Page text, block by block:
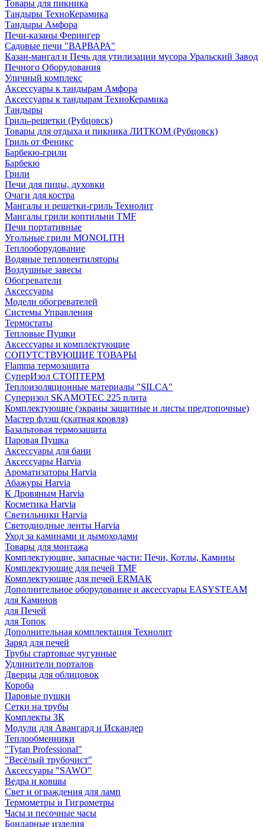
Товары для пикника
Тандыры ТехноКерамика
Тандыры Амфора
Печи-казаны Ферингер
Садовые печи "ВАРВАРА"
Казан-мангал и Печь для утилизации мусора Уральский Завод
Печного Оборудования
Уличный комплекс
Аксессуары к тандырам Амфора
Аксессуары к тандырам ТехноКерамика
Тандыры
Гриль-решетки (Рубцовск)
Товары для отдыха и пикника ЛИТКОМ (Рубцовск)
Гриль от Феникс
Барбекю-грили
Барбекю
Грили
Печи для пицы, духовки
Очаги для костра
Мангалы и решетки-гриль Технолит
Мангалы грили коптильни TMF
Печи портативные
Угольные грили MONOLITH
Теплооборудование
Водяные тепловентиляторы
Воздушные завесы
Обогреватели
Аксессуары
Модели обогревателей
Системы Управления
Термостаты
Тепловые Пушки
Аксессуары и комплектующие
СОПУТСТВУЮЩИЕ ТОВАРЫ
Flamma термозащита
СуперИзол СТОПТЕРМ
Теплоизоляционные материалы "SILCA"
Суперизол SKAMOTEC 225 плита
Комплектующие (экраны защитные и листы предтопочные)
Мастер флэш (скатная кровля)
Базальтовая термозащита
Паровая Пушка
Аксессуары для бани
Аксессуары Harvia
Ароматизаторы Harvia
Абажуры Harvia
К Дровяным Harvia
Косметика Harvia
Светильники Harvia
Светодиодные ленты Harvia
Уход за каминами и дымоходами
Товары для монтажа
Комплектующие, запасные части: Печи, Котлы, Камины
Комплектующие для печей TMF
Комплектующие для печей ERMAK
Дополнительное оборудование и аксессуары EASYSTEAM
для Каминов
для Печей
для Топок
Дополнительная комплектация Технолит
Заряд для печей
Трубы стартовые чугунные
Удлинители порталов
Дверцы для облицовок
Короба
Паровые пушки
Сетки на трубы
Комплекты ЗК
Модули для Авангард и Искандер
Теплообменники
"Tytan Professional"
"Весёлый трубочист"
Аксессуары "SAWO"
Ведра и ковшы
Свет и ограждения для ламп
Термометры и Гигрометры
Часы и песочные часы
Бондарные изделия